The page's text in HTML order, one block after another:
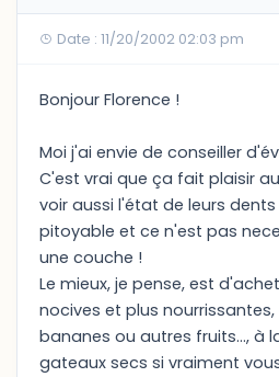
Date : 11/20/2002 02:03 pm
Bonjour Florence !
Moi j'ai envie de conseiller
C'est vrai que ça fait plaisir
voir aussi l'état de leurs
pitoyable et ce n'est pas
une couche !
Le mieux, je pense, est
nocives et plus
bananes ou autres fruits..., à
gateaux secs si vraiment